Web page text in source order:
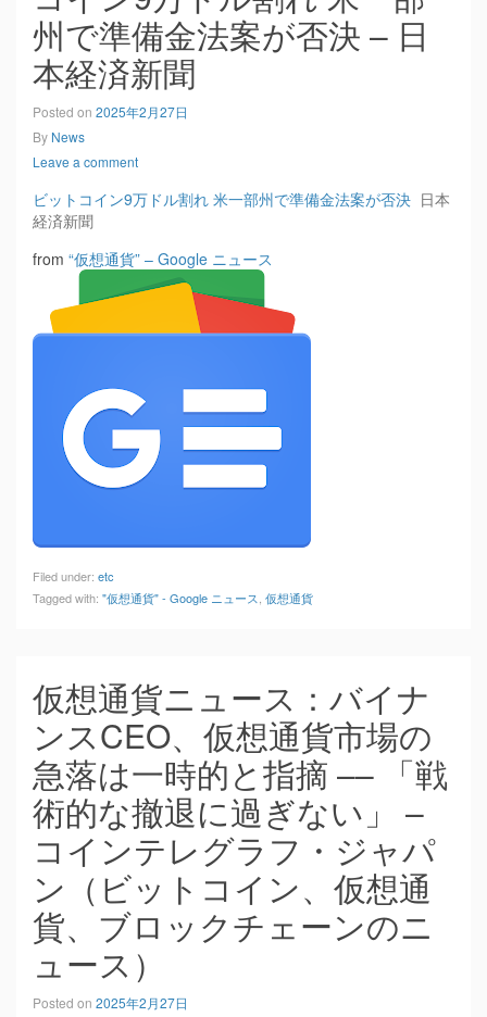
州で準備金法案が否決 – 日
本経済新聞
Posted on 2025年2月27日
By News
Leave a comment
ビットコイン9万ドル割れ 米一部州で準備金法案が否決 日本
経済新聞
from “仮想通貨” – Google ニュース
Filed under: etc
Tagged with: "仮想通貨" - Google ニュース 仮想通貨
仮想通貨ニュース：バイナ
ンスCEO、仮想通貨市場の
急落は一時的と指摘 –– 「戦
術的な撤退に過ぎない」 –
コインテレグラフ・ジャパ
ン（ビットコイン、仮想通
貨、ブロックチェーンのニ
ュース）
Posted on 2025年2月27日